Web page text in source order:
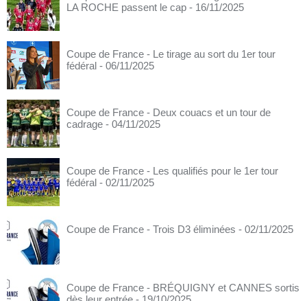
LA ROCHE passent le cap - 16/11/2025
Coupe de France - Le tirage au sort du 1er tour
fédéral - 06/11/2025
Coupe de France - Deux couacs et un tour de
cadrage - 04/11/2025
Coupe de France - Les qualifiés pour le 1er tour
fédéral - 02/11/2025
Coupe de France - Trois D3 éliminées - 02/11/2025
Coupe de France - BRÉQUIGNY et CANNES sortis